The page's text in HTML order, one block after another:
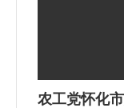
农工党怀化